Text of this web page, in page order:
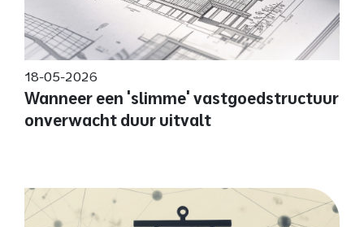
18-05-2026
Wanneer een 'slimme' vastgoedstructuur
onverwacht duur uitvalt